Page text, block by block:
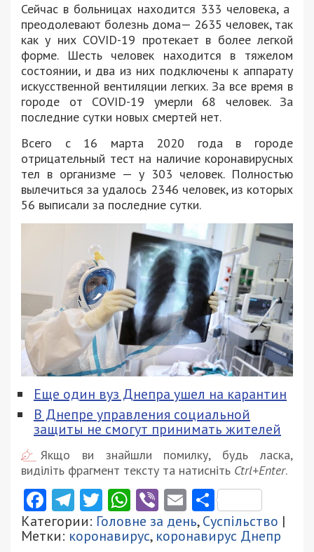
Сейчас в больницах находится 333 человека, а
преодолевают болезнь дома— 2635 человек, так
как у них COVID-19 протекает в более легкой
форме. Шесть человек находится в тяжелом
состоянии, и два из них подключены к аппарату
искусственной вентиляции легких. За все время в
городе от COVID-19 умерли 68 человек. За
последние сутки новых смертей нет.
Всего с 16 марта 2020 года в городе
отрицательный тест на наличие коронавирусных
тел в организме — у 303 человек. Полностью
вылечиться за удалось 2346 человек, из которых
56 выписали за последние сутки.
Еще один вуз Днепра ушел на карантин
В Днепре управления социальной
защиты не смогут принимать жителей
Якщо ви знайшли помилку, будь ласка,
виділіть фрагмент тексту та натисніть Ctrl+Enter.
Facebook
Telegram
Twitter
WhatsApp
ViberEmail
Категории: Головне за день,Суспільство |
Метки: коронавирус, коронавирус Днепр